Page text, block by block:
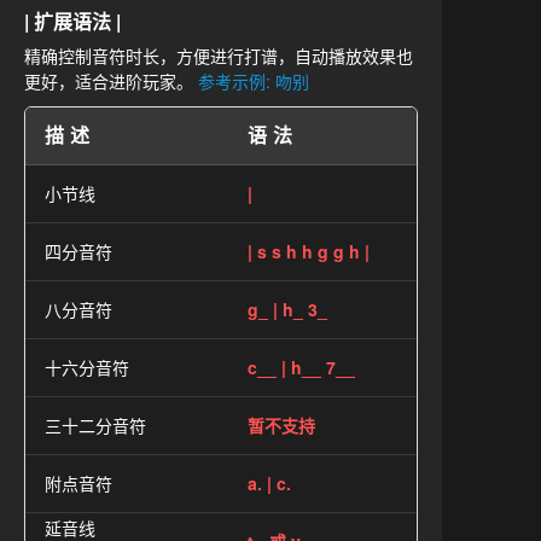
| 扩展语法 |
精确控制音符时长，方便进行打谱，自动播放效果也
更好，适合进阶玩家。参考示例: 吻别
描述 语法
小节线 |
四分音符 | s s h h g g h |
八分音符 g_ | h_ 3_
十六分音符 c__ | h__ 7__
三十二分音符 暂不支持
附点音符
a. | c.
延音线